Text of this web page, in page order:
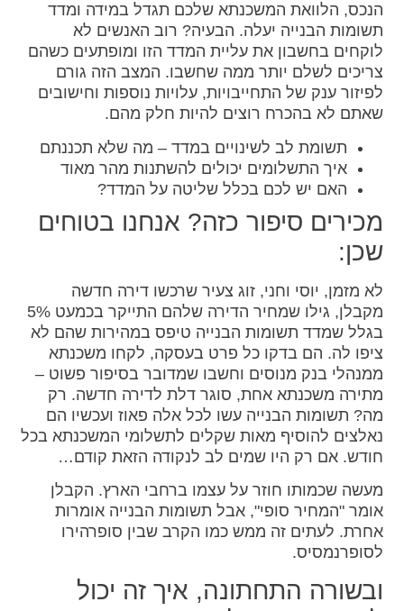
הנכס, הלוואת המשכנתא שלכם תגדל במידה ומדד
תשומות הבנייה יעלה. הבעיה? רוב האנשים לא
לוקחים בחשבון את עליית המדד הזו ומופתעים כשהם
צריכים לשלם יותר ממה שחשבו. המצב הזה גורם
לפיזור ענק של התחייבויות, עלויות נוספות וחישובים
שאתם לא בהכרח רוצים להיות חלק מהם.
תשומת לב לשינויים במדד – מה שלא תכננתם
איך התשלומים יכולים להשתנות מהר מאוד
האם יש לכם בכלל שליטה על המדד?
מכירים סיפור כזה? אנחנו בטוחים
שכן:
לא מזמן, יוסי וחני, זוג צעיר שרכשו דירה חדשה
מקבלן, גילו שמחיר הדירה שלהם התייקר בכמעט 5%
בגלל שמדד תשומות הבנייה טיפס במהירות שהם לא
ציפו לה. הם בדקו כל פרט בעסקה, לקחו משכנתא
ממנהלי בנק מנוסים וחשבו שמדובר בסיפור פשוט –
מתירה משכנתא אחת, סוגר דלת לדירה חדשה. רק
מה? תשומות הבנייה עשו לכל אלה פאוז ועכשיו הם
נאלצים להוסיף מאות שקלים לתשלומי המשכנתא בכל
חודש. אם רק היו שמים לב לנקודה הזאת קודם…
מעשה שכמותו חוזר על עצמו ברחבי הארץ. הקבלן
אומר "המחיר סופי", אבל תשומות הבנייה אומרות
אחרת. לעתים זה ממש כמו הקרב שבין סופרהירו
לסופרנמסיס.
ובשורה התחתונה, איך זה יכול